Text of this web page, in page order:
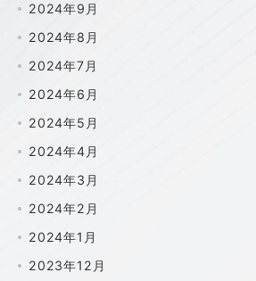
2024年9月
2024年8月
2024年7月
2024年6月
2024年5月
2024年4月
2024年3月
2024年2月
2024年1月
2023年12月